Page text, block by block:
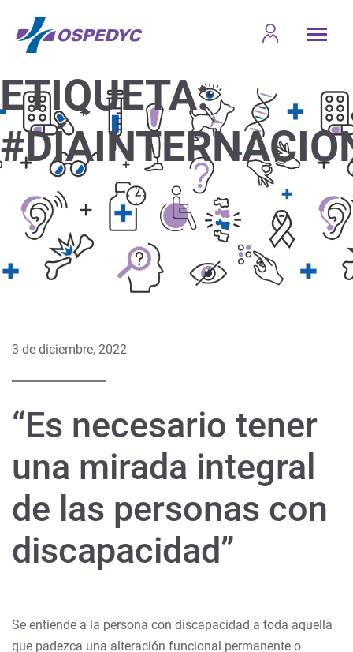
ETIQUETA:
3 de diciembre, 2022
“Es necesario tener
una mirada integral
de las personas con
discapacidad”
Se entiende a la persona con discapacidad a toda aquella
que padezca una alteración funcional permanente o